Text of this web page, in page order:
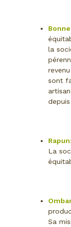
la
sont
La
Ombar
Sa